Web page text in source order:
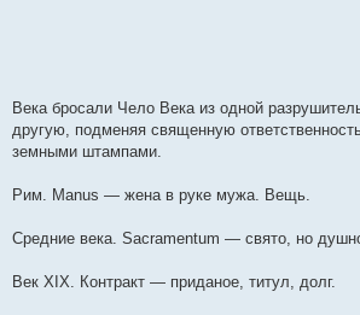
Века бросали Чело Века из одной
другую, подменяя священную
земными штампами.
Рим. Manus — жена в руке мужа. Вещь.
Средние века. Sacramentum — свято, но
Век XIX. Контракт — приданое, титул, долг.